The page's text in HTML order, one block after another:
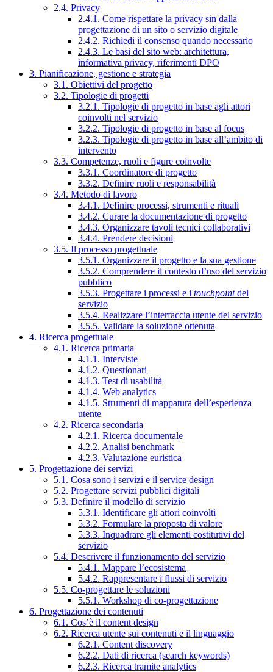
2.4. Privacy
2.4.1. Come rispettare la privacy sin dalla
progettazione di un sito o servizio digitale
2.4.2. Richiedi il consenso quando necessario
2.4.3. Le basi del sito web: architettura,
informativa privacy, riferimenti DPO
3. Pianificazione, gestione e strategia
3.1. Obiettivi del progetto
3.2. Tipologie di progetti
3.2.1. Tipologie di progetto in base agli attori
coinvolti nel servizio
3.2.2. Tipologie di progetto in base al focus
3.2.3. Tipologie di progetto in base all’ambito di
intervento
3.3. Competenze, ruoli e figure coinvolte
3.3.1. Coordinatore di progetto
3.3.2. Definire ruoli e responsabilità
3.4. Metodo di lavoro
3.4.1. Definire processi, strumenti e rituali
3.4.2. Curare la documentazione di progetto
3.4.3. Organizzare tavoli tecnici collaborativi
3.4.4. Prendere decisioni
3.5. Il processo progettuale
3.5.1. Organizzare il progetto e la sua gestione
3.5.2. Comprendere il contesto d’uso del servizio
pubblico
3.5.3. Progettare i processi e i touchpointdel
servizio
3.5.4. Realizzare l’interfaccia utente del servizio
3.5.5. Validare la soluzione ottenuta
4. Ricerca progettuale
4.1. Ricerca primaria
4.1.1. Interviste
4.1.2. Questionari
4.1.3. Test di usabilità
4.1.4. Web analytics
4.1.5. Strumenti di mappatura dell’esperienza
utente
4.2. Ricerca secondaria
4.2.1. Ricerca documentale
4.2.2. Analisi benchmark
4.2.3. Valutazione euristica
5. Progettazione dei servizi
5.1. Cosa sono i servizi e il service design
5.2. Progettare servizi pubblici digitali
5.3. Definire il modello di servizio
5.3.1. Identificare gli attori coinvolti
5.3.2. Formulare la proposta di valore
5.3.3. Inquadrare gli elementi costitutivi del
servizio
5.4. Descrivere il funzionamento del servizio
5.4.1. Mappare l’ecosistema
5.4.2. Rappresentare i flussi di servizio
5.5. Co-progettare le soluzioni
5.5.1. Workshop di co-progettazione
6. Progettazione dei contenuti
6.1. Cos’è il content design
6.2. Ricerca utente sui contenuti e il linguaggio
6.2.1. Content discovery
6.2.2. Dati di ricerca (search keywords)
6.2.3. Ricerca tramite analytics